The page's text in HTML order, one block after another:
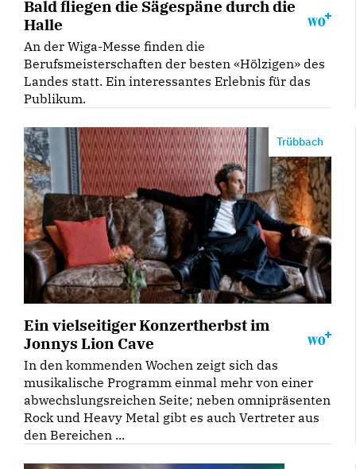
Bald fliegen die Sägespäne durch die
Halle
An der Wiga-Messe finden die
Berufsmeisterschaften der besten «Hölzigen» des
Landes statt. Ein interessantes Erlebnis für das
Publikum.
Trübbach
Ein vielseitiger Konzertherbst im
Jonnys Lion Cave
In den kommenden Wochen zeigt sich das
musikalische Programm einmal mehr von einer
abwechslungsreichen Seite; neben omnipräsenten
Rock und Heavy Metal gibt es auch Vertreter aus
den Bereichen ...